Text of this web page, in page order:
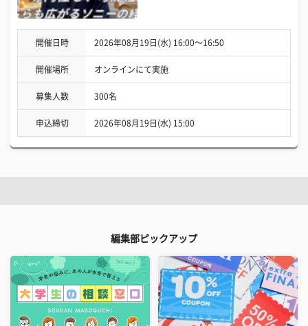
開催日時 2026年08月19日(水) 16:00〜16:50
開催場所 オンラインにて実施
募集人数 300名
申込締切 2026年08月19日(水) 15:00
編集部ピックアップ